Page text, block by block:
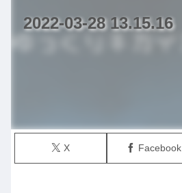
2022-03-28 13.15.16
X Facebook